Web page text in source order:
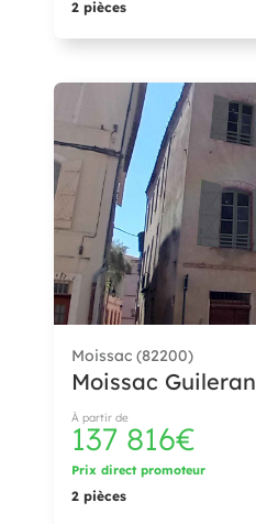
2 pièces
Moissac (82200)
Moissac Guileran
À partir de
137 816€
Prix direct promoteur
2 pièces